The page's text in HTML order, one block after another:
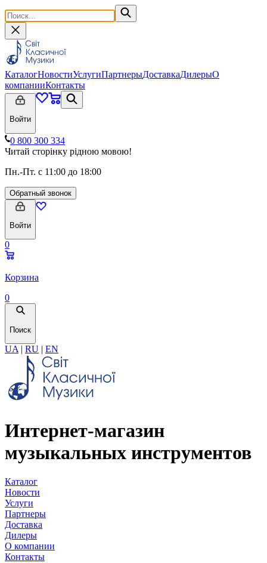
КаталогНовостиУслугиПартнерыДоставкаДилерыО
компанииКонтакты
Войти
0 800 300 334
Читай сторінку рідною мовою!
Пн.-Пт. с 11:00 до 18:00
Обратный звонок
Войти
0
Корзина
0
Поиск
UA | RU | EN
Интернет-магазин
музыкальных инструментов
Каталог
Новости
Услуги
Партнеры
Доставка
Дилеры
О компании
Контакты